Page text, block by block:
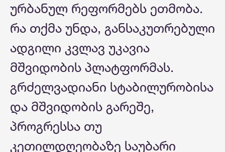
ურბანულ რეფორმებს ეთმობა.
რა თქმა უნდა, განსაკუთრებული
ადგილი კვლავ უკავია
მშვიდობის პლატფორმას.
გრძელვადიანი სტაბილურობისა
და მშვიდობის გარეშე,
პროგრესსა თუ
კეთილდღეობაზე საუბარი